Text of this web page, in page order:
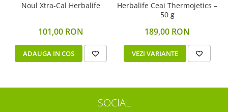
Noul Xtra-Cal Herbalife
101,00 RON
ADAUGA IN COS
Herbalife Ceai Thermojetics –
50 g
189,00 RON
VEZI VARIANTE
SOCIAL